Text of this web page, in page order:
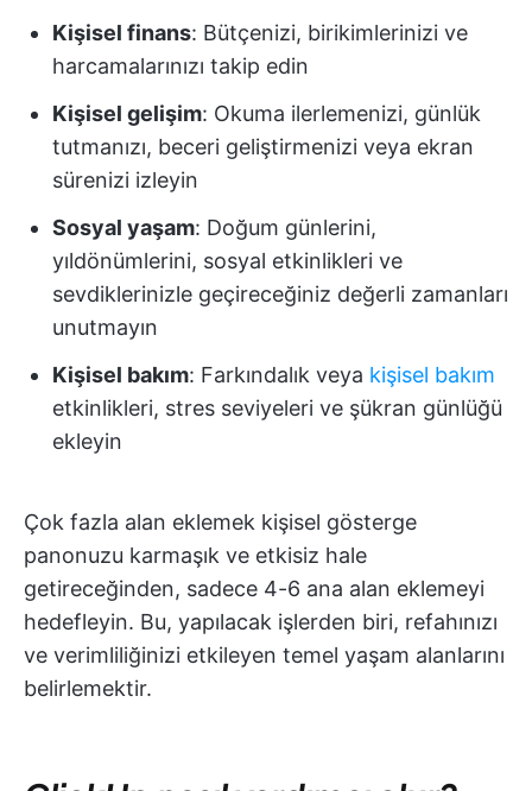
Kişisel finans: Bütçenizi, birikimlerinizi ve
harcamalarınızı takip edin
Kişisel gelişim: Okuma ilerlemenizi, günlük
tutmanızı, beceri geliştirmenizi veya ekran
sürenizi izleyin
Sosyal yaşam: Doğum günlerini,
yıldönümlerini, sosyal etkinlikleri ve
sevdiklerinizle geçireceğiniz değerli zamanları
unutmayın
Kişisel bakım: Farkındalık veya kişisel bakım
etkinlikleri, stres seviyeleri ve şükran günlüğü
ekleyin
Çok fazla alan eklemek kişisel gösterge
panonuzu karmaşık ve etkisiz hale
getireceğinden, sadece 4-6 ana alan eklemeyi
hedefleyin. Bu, yapılacak işlerden biri, refahınızı
ve verimliliğinizi etkileyen temel yaşam alanlarını
belirlemektir.